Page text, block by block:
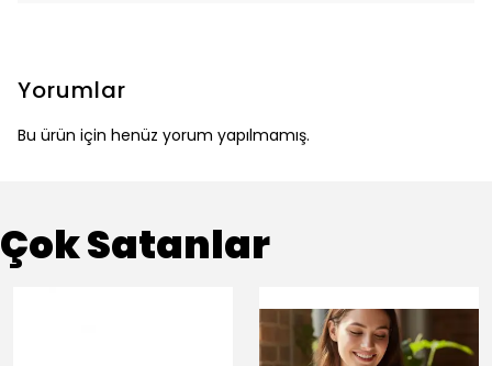
Yorumlar
Bu ürün için henüz yorum yapılmamış.
Çok Satanlar